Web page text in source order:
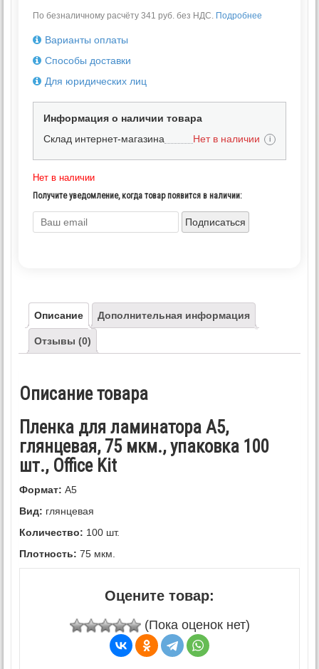
По безналичному расчёту 341 руб. без НДС. Подробнее
Варианты оплаты
Способы доставки
Для юридических лиц
Информация о наличии товара
Склад интернет-магазина
Нет в наличии i
Нет в наличии
Получите уведомление, когда товар появится в наличии:
Подписаться
Описание Дополнительная информация
Отзывы (0)
Описание товара
Пленка для ламинатора A5,
глянцевая, 75 мкм., упаковка 100
шт., Office Kit
Формат: А5
Вид: глянцевая
Количество: 100 шт.
Плотность: 75 мкм.
Оцените товар:
(Пока оценок нет)